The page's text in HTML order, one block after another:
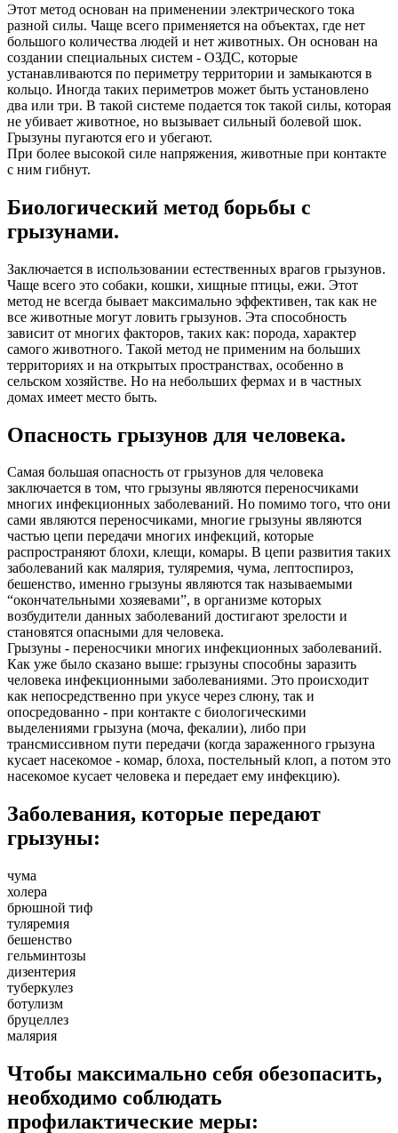
Этот метод основан на применении электрического тока
разной силы. Чаще всего применяется на объектах, где нет
большого количества людей и нет животных. Он основан на
создании специальных систем - ОЗДС, которые
устанавливаются по периметру территории и замыкаются в
кольцо. Иногда таких периметров может быть установлено
два или три. В такой системе подается ток такой силы, которая
не убивает животное, но вызывает сильный болевой шок.
Грызуны пугаются его и убегают.
При более высокой силе напряжения, животные при контакте
с ним гибнут.
Биологический метод борьбы с
грызунами.
Заключается в использовании естественных врагов грызунов.
Чаще всего это собаки, кошки, хищные птицы, ежи. Этот
метод не всегда бывает максимально эффективен, так как не
все животные могут ловить грызунов. Эта способность
зависит от многих факторов, таких как: порода, характер
самого животного. Такой метод не применим на больших
территориях и на открытых пространствах, особенно в
сельском хозяйстве. Но на небольших фермах и в частных
домах имеет место быть.
Опасность грызунов для человека.
Самая большая опасность от грызунов для человека
заключается в том, что грызуны являются переносчиками
многих инфекционных заболеваний. Но помимо того, что они
сами являются переносчиками, многие грызуны являются
частью цепи передачи многих инфекций, которые
распространяют блохи, клещи, комары. В цепи развития таких
заболеваний как малярия, туляремия, чума, лептоспироз,
бешенство, именно грызуны являются так называемыми
“окончательными хозяевами”, в организме которых
возбудители данных заболеваний достигают зрелости и
становятся опасными для человека.
Грызуны - переносчики многих инфекционных заболеваний.
Как уже было сказано выше: грызуны способны заразить
человека инфекционными заболеваниями. Это происходит
как непосредственно при укусе через слюну, так и
опосредованно - при контакте с биологическими
выделениями грызуна (моча, фекалии), либо при
трансмиссивном пути передачи (когда зараженного грызуна
кусает насекомое - комар, блоха, постельный клоп, а потом это
насекомое кусает человека и передает ему инфекцию).
Заболевания, которые передают
грызуны:
чума
холера
брюшной тиф
туляремия
бешенство
гельминтозы
дизентерия
туберкулез
ботулизм
бруцеллез
малярия
Чтобы максимально себя обезопасить,
необходимо соблюдать
профилактические меры: